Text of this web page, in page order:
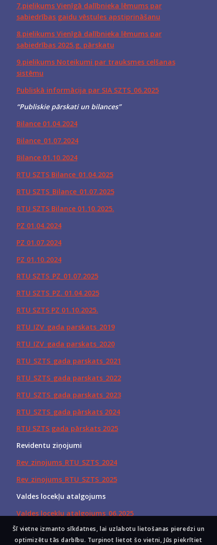
7.pielikums Vienīgā dalībnieka lēmums par
sabiedrības gaidu vēstules apstiprināšanu
8.pielikums Vienīgā dalībnieka lēmums par
sabiedrības 2025.g. pārskatu
9.pielikums Noteikumi par trauksmes celšanas
sistēmu
Publiskā informācija par SIA SZTS_06.2025
“Publiskie pārskati un bilances”
Bilance 01.04.2024
Bilance_01.07.2024
Bilance 01.10.2024
RTU SZTS Bilance_01.04.2025
RTU SZTS_Bilance_01.07.2025
RTU SZTS Bilance 01.10.2025.
PZ 01.04.2024
PZ 01.07.2024
PZ 01.10.2024
RTU SZTS_PZ_01.07.2025
RTU SZTS_PZ. 01.04.2025
RTU SZTS PZ 01.10.2025.
RTU_IZV_gada parskats_2019
RTU_IZV_gada parskats_2020
RTU_SZTS_gada parskats_2021
RTU_SZTS_gada parskats_2022
RTU_SZTS_gada parskats_2023
RTU_SZTS_gada pārskats 2024
RTU SZTS gada pārskats 2025
Revidentu ziņojumi
Rev_zinojums_RTU_SZTS_2024
Rev_zinojums_RTU_SZTS_2025
Valdes locekļu atalgojums
Valdes locekļu atalgojums_06.2025
Šī vietne izmanto sīkdatnes, lai uzlabotu lietošanas pieredzi un
optimizētu tās darbību. Turpinot lietot šo vietni, Jūs piekrītiet